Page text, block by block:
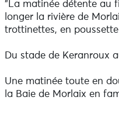
"La matinée détente au
longer la rivière de
trottinettes, en
Du stade de Keranroux
Une matinée toute en
la Baie de Morlaix en